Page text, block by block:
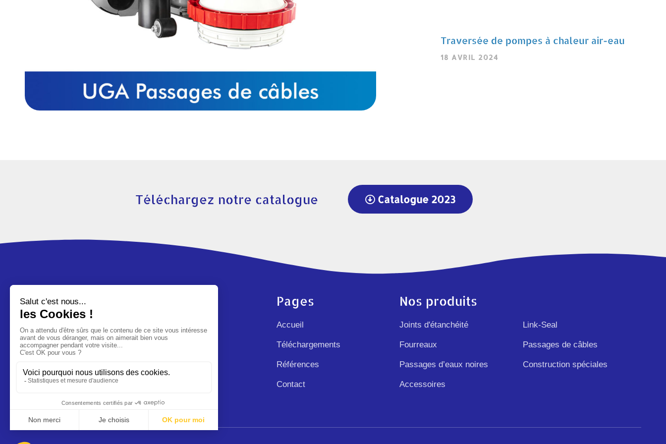
Traversée de pompes à chaleur air-eau
18 AVRIL 2024
Téléchargez notre catalogue Catalogue 2023
AX-SYSTEMES
systèmes d’étanchéité pour des pénétrations sûrs
dans les bâtiments.
Pages
Accueil
Téléchargements
Références
Contact
Nos produits
Joints d'étanchéité
Fourreaux
Passages d’eaux noires
Accessoires
Link-Seal
Passages de câbles
Construction spéciales